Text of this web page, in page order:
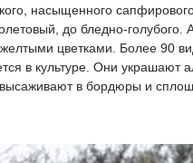
насыщенного
до бледно-голубого.
цветками. Более 90
в культуре. Они украшают
высаживают в бордюры и